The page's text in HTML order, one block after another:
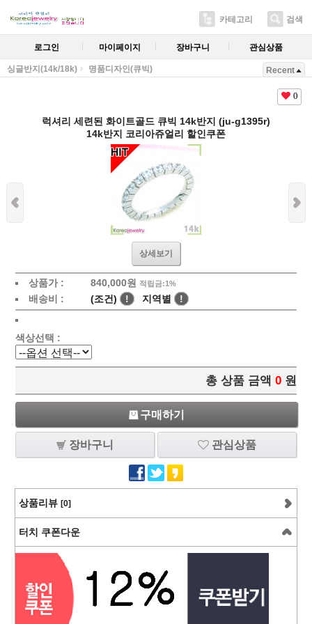
카테고리 검색
로그인 마이페이지 장바구니 관심상품
싱글반지(14k/18k) 명품디자인(큐빅) Recent
0
럭셔리 세련된 화이트골드 큐빅 14k반지 (ju-g1395r)
14k반지 코리아쥬얼리 할인쿠폰
상세보기
상품가 : 840,000원 적립금:1%
배송비 : (조건) ! 지역별 !
색상선택 :
총 상품 금액 0 원
구매하기
장바구니 관심상품
상품리뷰 [0]
터치 쿠폰다운